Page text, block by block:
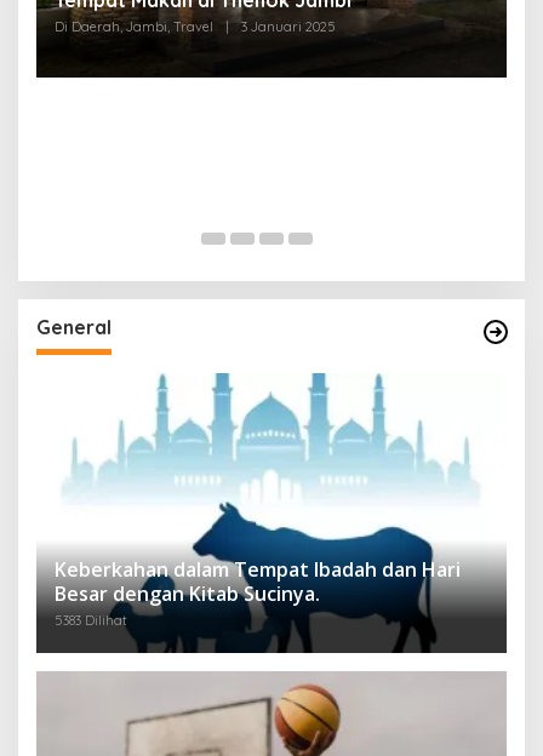
Di Daerah, Jambi, Travel 3 Januari 2025
General
Keberkahan dalam Tempat Ibadah dan Hari
Besar dengan Kitab Sucinya.
5383 Dilihat